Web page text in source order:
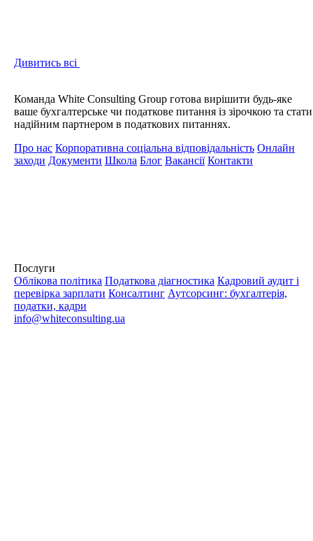
Дивитись всі
Команда White Consulting Group готова вирішити будь-яке
ваше бухгалтерське чи податкове питання із зірочкою та стати
надійним партнером в податкових питаннях.
Про нас Корпоративна соціальна відповідальність Онлайн
заходи Документи Школа Блог Вакансії Контакти
Послуги
Облікова політика Податкова діагностика Кадровий аудит і
перевірка зарплати Консалтинг Аутсорсинг: бухгалтерія,
податки, кадри
info@whiteconsulting.ua